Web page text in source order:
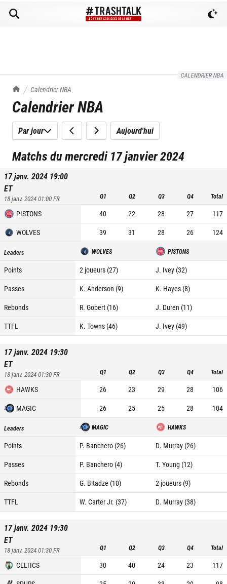
CALENDRIER NBA
TrashTalk Actu NBA
Calendrier NBA
Calendrier NBA
Par jour Aujourd'hui
Matchs du mercredi 17 janvier 2024
17 janv. 2024 19:00
ET
18 janv. 2024 01:00FR Q1 Q2 Q3 Q4 Total
PISTONS 40 22 28 27
117
WOLVES
39 31 28 26 124
Leaders WOLVES PISTONS
Points 2 joueurs (27)
J. Ivey (32)
Passes
K. Anderson (9)
K. Hayes (8)
Rebonds
R. Gobert (16)
J. Duren (11)
TTFL
K. Towns (46) J. Ivey (49)
17 janv. 2024 19:30
ET
18 janv. 2024 01:30FR Q1 Q2 Q3 Q4 Total
HAWKS 26 23 29 28
106
MAGIC
26 25 25 28 104
Leaders MAGIC HAWKS
Points P. Banchero (26)
D. Murray (26)
Passes
P. Banchero (4)
T. Young (12)
Rebonds
G. Bitadze (10)
2 joueurs (9)
TTFL
W. Carter Jr. (37) D. Murray (38)
17 janv. 2024 19:30
ET
18 janv. 2024 01:30FR Q1 Q2 Q3 Q4 Total
CELTICS 30 40 24 23
117